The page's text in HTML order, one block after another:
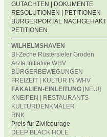
GUTACHTEN | DOKUMENTE
RESOLUTIONEN | PETITIONEN
BÜRGERPORTAL NACHGEHAKT
PETITIONEN
WILHELMSHAVEN
BI-Zeche Rüstersieler Groden
Ärzte Initiative WHV
BÜRGERBEWEGUNGEN
FREIZEIT | KULTUR IN WHV
FÄKALIEN-EINLEITUNG [NEU!]
KNEIPEN | RESTAURANTS
KULTURDENKMÄLER
RNK
Preis für Zivilcourage
DEEP BLACK HOLE